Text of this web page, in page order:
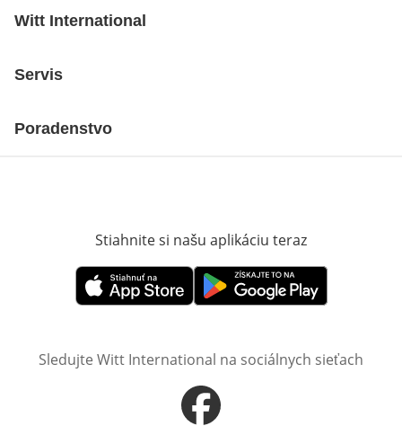
Witt International
Servis
Poradenstvo
Stiahnite si našu aplikáciu teraz
Otvorí sa vnovom okneOtvorí sa vnovom okne
Sledujte Witt International na sociálnych sieťach